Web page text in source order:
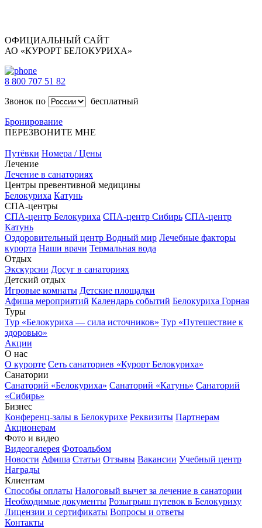
ОФИЦИАЛЬНЫЙ САЙТ
АО «КУРОРТ БЕЛОКУРИХА»
8 800 707 51 82
Звонок по
бесплатный
Бронирование
ПЕРЕЗВОНИТЕ МНЕ
Путёвки Номера / Цены
Лечение
Лечение в санаториях
Центры превентивной медицины
Белокуриха Катунь
СПА-центры
СПА-центр Белокуриха СПА-центр Сибирь СПА-центр
Катунь
Оздоровительный центр Водный мир Лечебные факторы
курорта Наши врачи Термальная вода
Отдых
Экскурсии Досуг в санаториях
Детский отдых
Игровые комнаты Детские площадки
Афиша мероприятий Календарь событий Белокуриха Горная
Туры
Тур «Белокуриха — сила источников» Тур «Путешествие к
здоровью»
Акции
О нас
О курорте Сеть санаториев «Курорт Белокуриха»
Санатории
Санаторий «Белокуриха» Санаторий «Катунь» Санаторий
«Сибирь»
Бизнес
Конференц-залы в Белокурихе Реквизиты Партнерам
Акционерам
Фото и видео
Видеогалерея Фотоальбом
Новости Афиша Статьи Отзывы Вакансии Учебный центр
Награды
Клиентам
Способы оплаты Налоговый вычет за лечение в санатории
Необходимые документы Розыгрыш путевок в Белокуриху
Лицензии и сертификаты Вопросы и ответы
Контакты